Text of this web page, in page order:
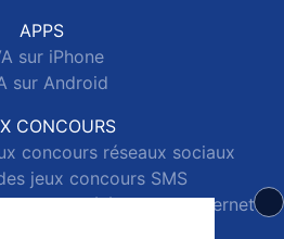
APPS
sur iPhone
sur Android
CONCOURS
concours réseaux sociaux
jeux concours SMS
téléphone et internet